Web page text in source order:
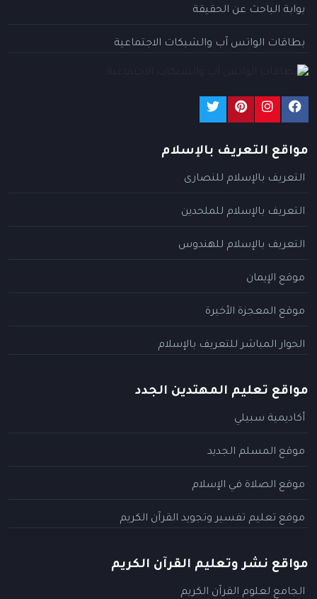
بوابة الباحث عن الحقيقة
بطاقات الواتس آب والشبكات الاجتماعية
مواقع التعريف بالإسلام
التعريف بالإسلام للنصارى
التعريف بالإسلام للملحدين
التعريف بالإسلام للهندوس
موقع الإيمان
موقع المعجزة الأخيرة
الحوار المباشر للتعريف بالإسلام
مواقع تعليم المهتدين الجدد
أكاديمية سبيلي
موقع المسلم الجديد
موقع الصلاة في الإسلام
موقع تعليم تفسير وتجويد القرآن الكريم
مواقع نشر وتعليم القرآن الكريم
الجامع لعلوم القرآن الكريم